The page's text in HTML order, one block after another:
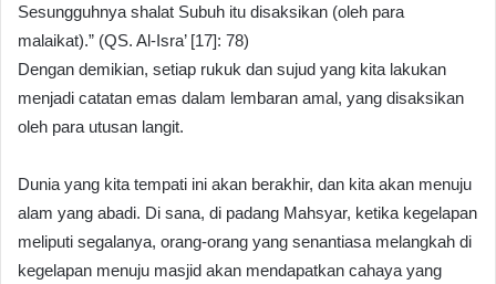
Sesungguhnya shalat Subuh itu disaksikan (oleh para
malaikat).” (QS. Al-Isra’ [17]: 78)
Dengan demikian, setiap rukuk dan sujud yang kita lakukan
menjadi catatan emas dalam lembaran amal, yang disaksikan
oleh para utusan langit.
​Dunia yang kita tempati ini akan berakhir, dan kita akan menuju
alam yang abadi. Di sana, di padang Mahsyar, ketika kegelapan
meliputi segalanya, orang-orang yang senantiasa melangkah di
kegelapan menuju masjid akan mendapatkan cahaya yang